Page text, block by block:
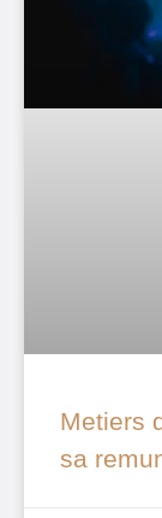
Metiers
sa